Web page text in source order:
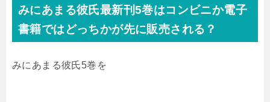
みにあまる彼氏最新刊5巻はコンビニか電子
書籍ではどっちかが先に販売される？
みにあまる彼氏5巻 を